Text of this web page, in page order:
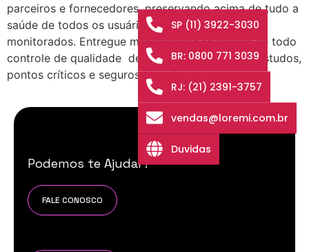
parceiros e fornecedores, preservando acima de tudo a
saúde de todos os usuários dos ambientes
monitorados. Entregue mensalmente relatórios de todo
controle de qualidade demonstrando avanços, estudos,
pontos críticos e seguros de […]
Podemos te Ajudar?
FALE CONOSCO
SP (11) 3922-3030
BR: 0800 771 3039
RJ: (21) 2391-3757
vendas@loremi.com.br
Duvidas